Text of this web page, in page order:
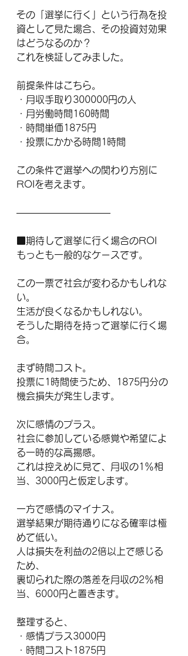
その「選挙に行く」という行為を投
資として見た場合、その投資対効果
はどうなるのか？
これを検証してみました。
前提条件はこちら。
・月収手取り300000円の人
・月労働時間160時間
・時間単価1875円
・投票にかかる時間1時間
この条件で選挙への関わり方別に
ROIを考えます。
――――――――――
■期待して選挙に行く場合のROI
もっとも一般的なケースです。
この一票で社会が変わるかもしれな
い。
生活が良くなるかもしれない。
そうした期待を持って選挙に行く場
合。
まず時間コスト。
投票に1時間使うため、1875円分の
機会損失が発生します。
次に感情のプラス。
社会に参加している感覚や希望によ
る一時的な高揚感。
これは控えめに見て、月収の1％相
当、3000円と仮定します。
一方で感情のマイナス。
選挙結果が期待通りになる確率は極
めて低い。
人は損失を利益の2倍以上で感じる
ため、
裏切られた際の落差を月収の2％相
当、6000円と置きます。
整理すると、
・感情プラス3000円
・時間コスト1875円